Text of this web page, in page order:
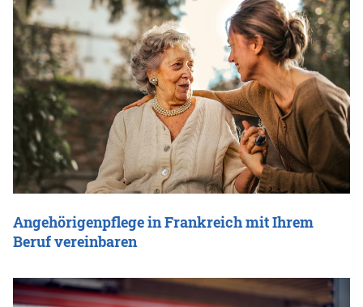
Angehörigenpflege in Frankreich mit Ihrem
Beruf vereinbaren